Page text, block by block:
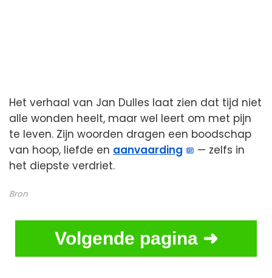
Het verhaal van Jan Dulles laat zien dat tijd niet
alle wonden heelt, maar wel leert om met pijn
te leven. Zijn woorden dragen een boodschap
van hoop, liefde en aanvaarding
— zelfs in
het diepste verdriet.
Bron
Volgende pagina ➜